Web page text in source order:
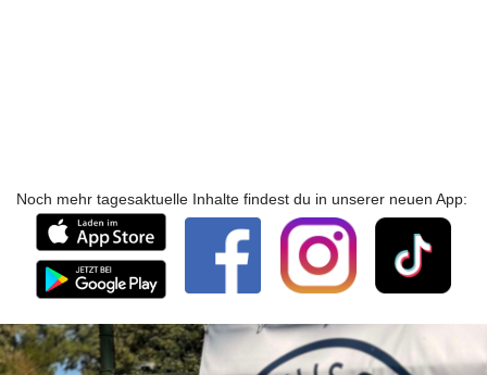
Noch mehr tagesaktuelle Inhalte findest du in unserer neuen App: